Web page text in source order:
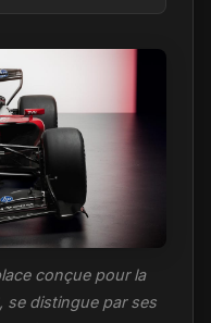
conçue pour la
se distingue par ses